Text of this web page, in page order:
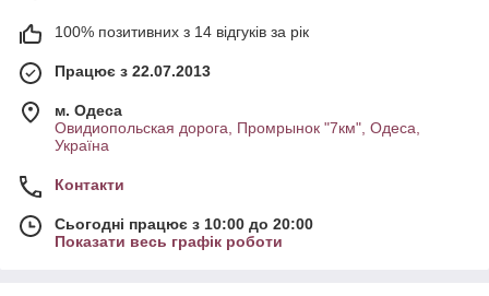
100% позитивних з 14 відгуків за рік
Працює з 22.07.2013
м. Одеса
Овидиопольская дорога, Промрынок "7км", Одеса,
Україна
Контакти
Сьогодні працює з 10:00 до 20:00
Показати весь графік роботи